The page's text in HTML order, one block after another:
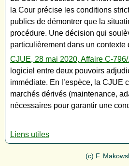
la Cour précise les conditions
publics de démontrer que la
procédure. Une décision qui
particulièrement dans un
CJUE, 28 mai 2020, Affaire C-
logiciel entre deux pouvoirs
immédiate. En l’espèce, la CJUE
marchés dérivés (maintenance,
nécessaires pour garantir une
Liens utiles
(c) F.